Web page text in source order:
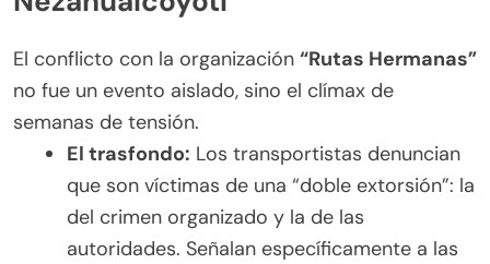
El conflicto con la organización “Rutas Hermanas”
no fue un evento aislado, sino el clímax de
semanas de tensión.
El trasfondo: Los transportistas denuncian
que son víctimas de una “doble extorsión”: la
del crimen organizado y la de las
autoridades. Señalan específicamente a las